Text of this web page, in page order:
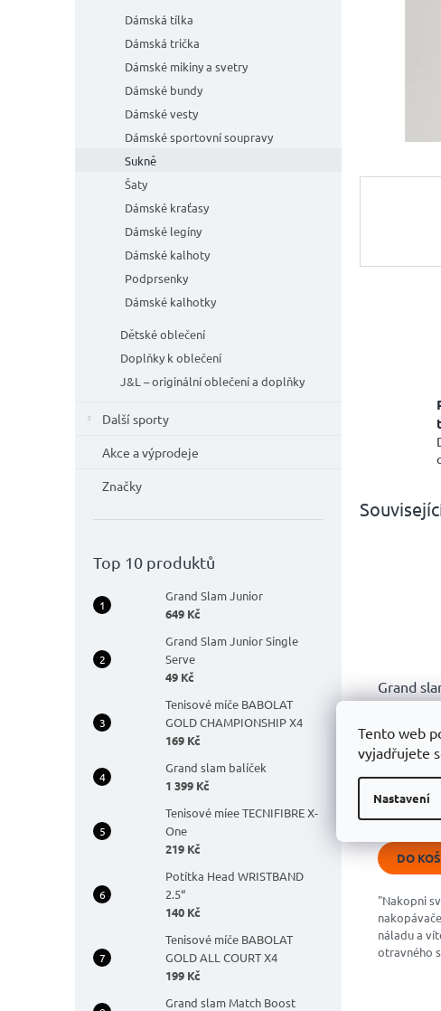
Tento web
vyjadřujete
Nastavení
Dámská tílka
Dámská trička
Dámské mikiny a svetry
Dámské bundy
Dámské vesty
Dámské sportovní soupravy
Sukně
Šaty
Dámské kraťasy
Dámské legíny
Dámské kalhoty
Podprsenky
Dámské kalhotky
Dětské oblečení
Doplňky k oblečení
J&L – originální oblečení a doplňky
Další sporty
Akce a výprodeje
Značky
Top 10 produktů
Grand Slam Junior
649 Kč
Grand Slam Junior Single
Serve
49 Kč
Tenisové míče BABOLAT
GOLD CHAMPIONSHIP X4
169 Kč
Grand slam balíček
1 399 Kč
Tenisové míee TECNIFIBRE X-
One
219 Kč
Potítka Head WRISTBAND
2.5“
140 Kč
Tenisové míče BABOLAT
GOLD ALL COURT X4
199 Kč
Grand slam Match Boost
Grand
Boost
Průměrné
hodnocení
produktu
je
5
hvězdiček.
590 Kč
DO
"Nakopni
náladu a
otravného